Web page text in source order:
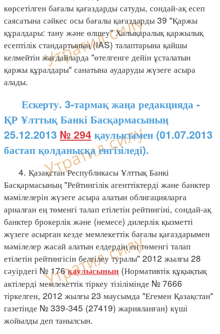
көрсетілген бағалы қағаздарды сатуды, сондай-ақ есеп
саясатына сәйкес осы бағалы қағаздарды 39 "Қаржы
құралдары: тану және өлшеу" Халықаралық қаржылық
есептілік стандартының (IAS) талаптарына қайшы
келмейтін жағдайларда "өтелгенге дейін ұсталатын
қаржы құралдары" санатына аударуды жүзеге асыра
алады.
Ескерту. 3-тармақ жаңа редакцияда -
ҚР Ұлттық Банкі Басқармасының
25.12.2013 № 294қаулысымен (01.07.2013
бастап қолданысқа енгізіледі).
4. Қазақстан Республикасы Ұлттық Банкі
Басқармасының "Рейтингілік агенттіктерді және банктер
мәмілелерін жүзеге асыра алатын облигацияларға
арналған ең төменгі талап етілетін рейтингіні, сондай-ақ
банктер брокерлік және (немесе) дилерлік қызметті
жүзеге асырған кезде мемлекеттік бағалы қағаздарымен
мәмілелер жасай алатын елдердің ең төменгі талап
етілетін рейтингісін белгілеу туралы" 2012 жылғы 28
сәуірдегі № 176қаулысының (Нормативтік құқықтық
актілерді мемлекеттік тіркеу тізілімінде № 7666
тіркелген, 2012 жылғы 23 маусымда "Егемен Қазақстан"
газетінде № 339-345 (27419) жарияланған) күші
жойылды деп танылсын.